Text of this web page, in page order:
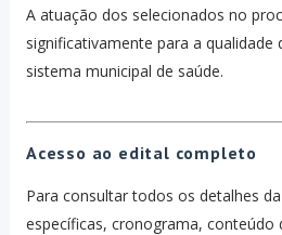
A atuação dos selecionados no
significativamente para a
sistema municipal de saúde.
Acesso ao edital completo
Para consultar todos os detalhes
específicas, cronograma, conteúdo